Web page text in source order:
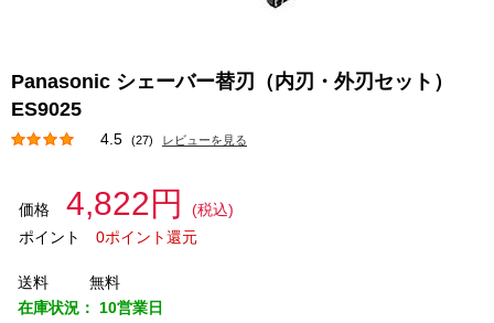
Panasonic シェーバー替刃（内刃・外刃セット）
ES9025
4.5 (27) レビューを見る
価格 4,822円
(税込)
ポイント
0ポイント還元
送料
無料
在庫状況： 10営業日